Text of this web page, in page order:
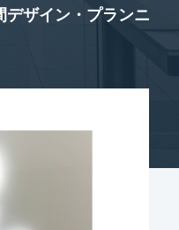
デザイン・プランニ